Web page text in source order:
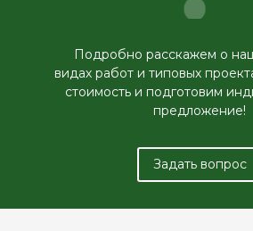
Подробно расскажем о
видах работ и типовых
стоимость и подготовим
предложение!
Задать вопрос